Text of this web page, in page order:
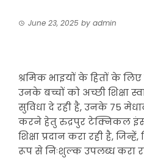
June 23, 2025 by admin
श्रमिक भाइयों के हितों के
उनके बच्चों को अच्छी शिक्षा
सुविधा दे रही है, उनके 75
करने हेतु रुद्रपुर टेक्निकल
शिक्षा प्रदान करा रही है,
रूप से निःशुल्क उपलब्ध करा